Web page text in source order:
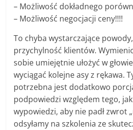
– Możliwość dokładnego
– Możliwość negocjacji ceny!!!!
To chyba wystarczające
przychylność klientów.
sobie umiejętnie ułożyć w
wyciągać kolejne asy z rękawa.
potrzebna jest dodatkowo
podpowiedzi względem tego,
wypowiedzi, aby nie padł zwrot
odsyłamy na szkolenia ze